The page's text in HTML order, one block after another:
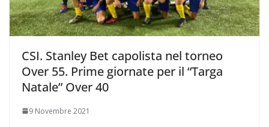
CSI. Stanley Bet capolista nel torneo
Over 55. Prime giornate per il “Targa
Natale” Over 40
9 Novembre 2021